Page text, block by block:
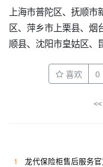
上海市普陀区、抚顺
区、萍乡市上栗县、烟
顺县、沈阳市皇姑区、
喜欢 0
1
龙代保险柜售后服务